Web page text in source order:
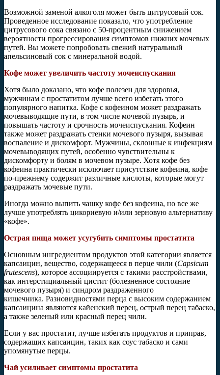
Возможной заменой алкоголя может быть цитрусовый сок.
Проведенное исследование показало, что употребление
цитрусового сока связано с 50-процентным снижением
вероятности прогрессирования симптомов нижних мочевых
путей. Вы можете попробовать свежий натуральный
апельсиновый сок с минеральной водой.
Кофе может увеличить частоту мочеиспускания
Хотя было доказано, что кофе полезен для здоровья,
мужчинам с простатитом лучше всего избегать этого
популярного напитка. Кофе с кофеином может раздражать
мочевыводящие пути, в том числе мочевой пузырь, и
повышать частоту и срочность мочеиспускания. Кофеин
также может раздражать стенки мочевого пузыря, вызывая
воспаление и дискомфорт. Мужчины, склонные к инфекциям
мочевыводящих путей, особенно чувствительны к
дискомфорту и болям в мочевом пузыре. Хотя кофе без
кофеина практически исключает присутствие кофеина, кофе
по-прежнему содержит различные кислоты, которые могут
раздражать мочевые пути.
Иногда можно выпить чашку кофе без кофеина, но все же
лучше употреблять цикориевую и/или зерновую альтернативу
«кофе».
Острая пища может усугубить симптомы простатита
Основным ингредиентом продуктов этой категории является
капсаицин, вещество, содержащееся в перце чили (Capsicum
frutescens), которое ассоциируется с такими расстройствами,
как интерстициальный цистит (болезненное состояние
мочевого пузыря) и синдром раздраженного
кишечника. Разновидностями перца с высоким содержанием
капсаицина являются кайенский перец, острый перец табаско,
а также зеленый или красный перец чили.
Если у вас простатит, лучше избегать продуктов и приправ,
содержащих капсаицин, таких как соус табаско и сами
упомянутые перцы.
Чай усиливает симптомы простатита